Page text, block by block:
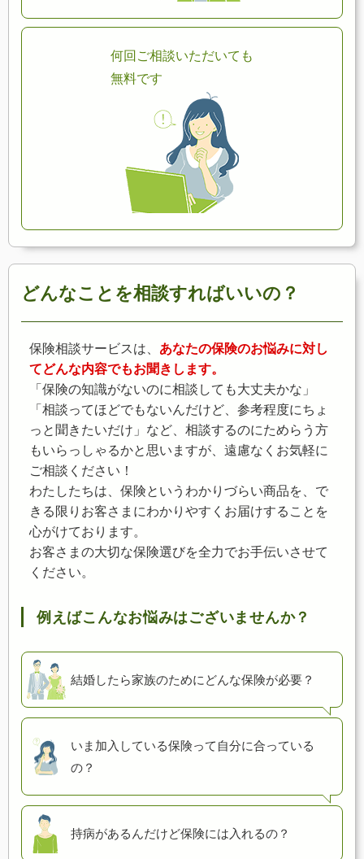
何回ご相談いただいても
無料です
どんなことを相談すればいいの？
保険相談サービスは、 あなたの保険のお悩みに対し
てどんな内容でもお聞きします。
「保険の知識がないのに相談しても大丈夫かな」
「相談ってほどでもないんだけど、参考程度にちょ
っと聞きたいだけ」など、相談するのにためらう方
もいらっしゃるかと思いますが、遠慮なくお気軽に
ご相談ください！
わたしたちは、保険というわかりづらい商品を、で
きる限りお客さまにわかりやすくお届けすることを
心がけております。
お客さまの大切な保険選びを全力でお手伝いさせて
ください。
例えばこんなお悩みはございませんか？
結婚したら家族のためにどんな保険が必要？
いま加入している保険って自分に合っている
の？
持病があるんだけど保険には入れるの？